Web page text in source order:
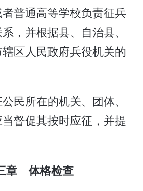
普通高等学校负责征兵
，并根据县、自治县、
区人民政府兵役机关的
民所在的机关、团体、
督促其按时应征，并提
章 体格检查